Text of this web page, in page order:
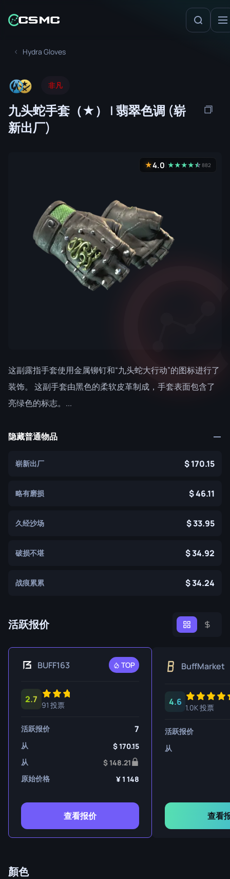
Hydra Gloves
非凡
九头蛇手套（★） | 翡翠色调 (崭
新出厂)
★4.0 ★★★★★
☆882
这副露指手套使用金属铆钉和“九头蛇大行动”的图标进行了
装饰。 这副手套由黑色的柔软皮革制成，手套表面包含了
亮绿色的标志。...
隐藏普通物品
崭新出厂 170.15
略有磨损 46.11
久经沙场 33.95
破损不堪 34.92
战痕累累 34.24
活跃报价
BUFF163 TOP
2.7
91 投票
活跃报价 7
从
170.15
从
148.21
原始价格
1 148
查看报价
BuffMarket
4.6
1.0K 投票
活跃报价
从
查看
顏色